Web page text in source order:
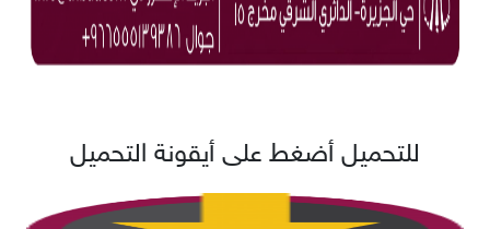
للتحميل أضغط على أيقونة التحميل